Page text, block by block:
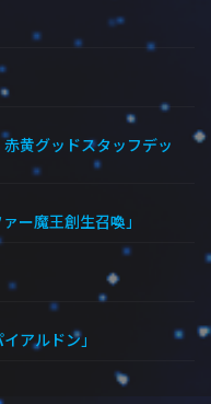
黄グッドスタッフデッ
ー魔王創生召喚」
アルドン」